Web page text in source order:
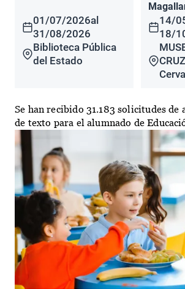
01/07/2026al
31/08/2026
Biblioteca Pública
del Estado
14/
18/
Se han recibido 31.183 solicitudes de
de texto para el alumnado de